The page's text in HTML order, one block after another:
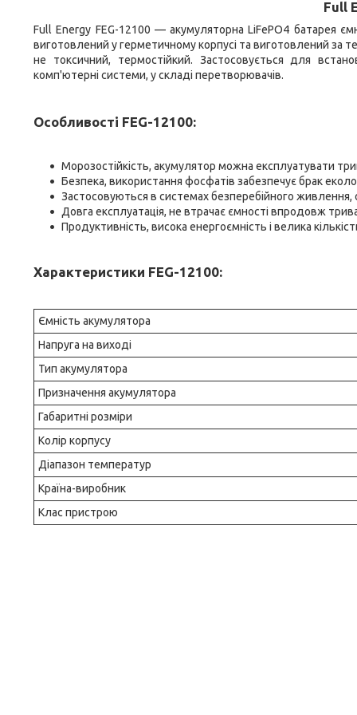
Full
Full Energy FEG-12100 — акумуляторна LiFePO4 батарея
виготовлений у герметичному корпусі та виготовлений за
не токсичний, термостійкий. Застосовується для
комп'ютерні системи, у складі перетворювачів.
Особливості FEG-12100:
Морозостійкість, акумулятор можна експлуатувати
Безпека, використання фосфатів забезпечує брак
Застосовуються в системах безперебійного
Довга експлуатація, не втрачає ємності впродовж
Продуктивність, висока енергоємність і велика
Характеристики FEG-12100:
Ємність акумулятора
Напруга на виході
Тип акумулятора
Призначення акумулятора
Габаритні розміри
Колір корпусу
Діапазон температур
Країна-виробник
Клас пристрою